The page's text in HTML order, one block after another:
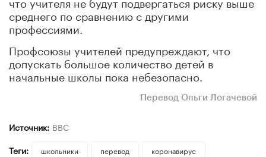
среднего по сравнению с другими
профессиями.
Профсоюзы учителей предупреждают, что
допускать большое количество детей в
начальные школы пока небезопасно.
Перевод Ольги Логачевой
Источник: BBC
Теги:
школьники перевод
коронавирус